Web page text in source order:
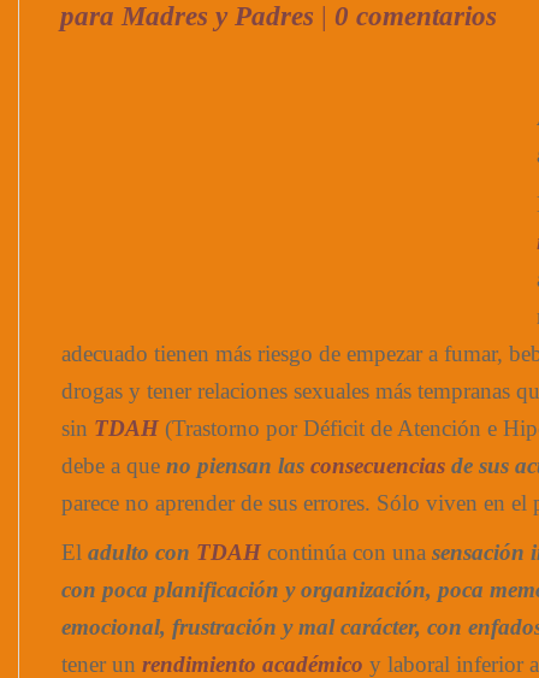
para Madres y Padres | 0 comentarios
adecuado tienen más riesgo de empezar a fumar,
drogas y tener relaciones sexuales más tempranas
sin TDAH (Trastorno por Déficit de Atención e
debe a que no piensan las consecuencias de sus
parece no aprender de sus errores. Sólo viven en el
El adulto con TDAH continúa con una sensación
con poca planificación y organización, poca
emocional, frustración y mal carácter, con
tener un rendimiento académico y laboral inferior a